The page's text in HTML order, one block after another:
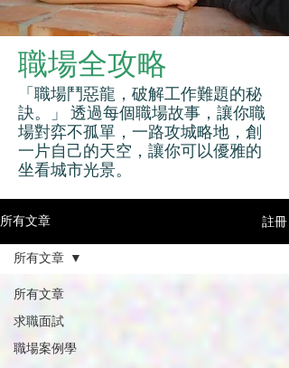
職場全攻略
「職場鬥惡龍，破解工作難題的秘
訣。」 透過每個職場故事，讓你職
場對弈不孤單，一路攻城略地，創
一片自己的天空，讓你可以優雅的
坐看城市光景。
所有文章 註冊
所有文章
求職面試
職場案例學
所有文章